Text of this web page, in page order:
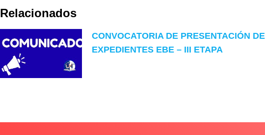
Relacionados
CONVOCATORIA DE PRESENTACIÓN DE
EXPEDIENTES EBE – III ETAPA